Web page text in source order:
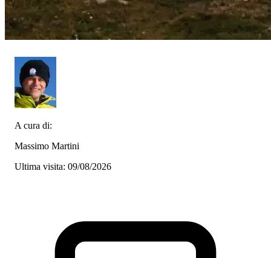
A cura di:
Massimo Martini
Ultima visita: 09/08/2026